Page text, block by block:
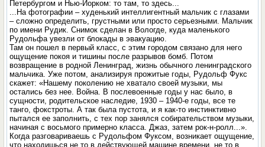
Петербургом и Нью-Йорком: то там, то здесь...
...На фотографии – худенький интеллигентный мальчик с глазами
– сложно определить, грустными или просто серьезными. Мальчик
по имени Рудик. Снимок сделан в Вологде, куда маленького
Рудольфа увезли от блокады в эвакуацию.
Там он пошел в первый класс, с этим городом связано для него
ощущение покоя и тишины после разрывов бомб. Потом
возвращение в родной Ленинград, жизнь обычного ленинградского
мальчика. Уже потом, анализируя прожитые годы, Рудольф Фукс
скажет: «Нашему поколению не хватало своей музыки, мы
остались без нее. Война. В послевоенные годы у нас было, в
сущности, родительское наследие, 1930 – 1940-е годы, все те
танго, фокстроты. А так была пустота, и я как-то инстинктивно
пытался ее заполнить, с тех пор занялся собирательством музыки,
начиная с восьмого примерно класса. Джаз, затем рок-н-ролл...».
Когда разговариваешь с Рудольфом Фуксом, возникает ощущение,
что находишься не то в действующей машине времени, не то в